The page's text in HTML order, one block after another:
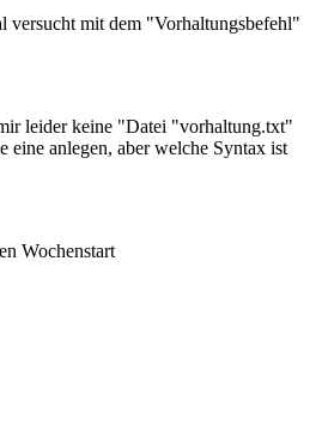
versucht mit dem "Vorhaltungsbefehl"
leider keine "Datei "vorhaltung.txt"
eine anlegen, aber welche Syntax ist
Wochenstart